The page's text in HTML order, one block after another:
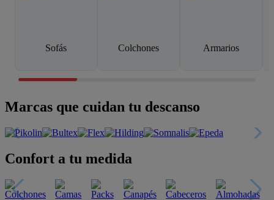
Sofás Colchones Armarios
Marcas que cuidan tu descanso
Confort a tu medida